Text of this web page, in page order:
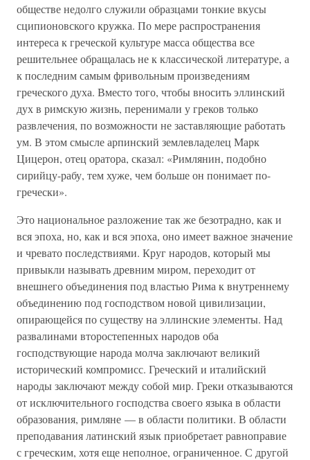
обществе недолго служили образцами тонкие вкусы
сципионовского кружка. По мере распространения
интереса к греческой культуре масса общества все
решительнее обращалась не к классической литературе, а
к последним самым фривольным произведениям
греческого духа. Вместо того, чтобы вносить эллинский
дух в римскую жизнь, перенимали у греков только
развлечения, по возможности не заставляющие работать
ум. В этом смысле арпинский землевладелец Марк
Цицерон, отец оратора, сказал: «Римлянин, подобно
сирийцу-рабу, тем хуже, чем больше он понимает по-
гречески».
Это национальное разложение так же безотрадно, как и
вся эпоха, но, как и вся эпоха, оно имеет важное значение
и чревато последствиями. Круг народов, который мы
привыкли называть древним миром, переходит от
внешнего объединения под властью Рима к внутреннему
объединению под господством новой цивилизации,
опирающейся по существу на эллинские элементы. Над
развалинами второстепенных народов оба
господствующие народа молча заключают великий
исторический компромисс. Греческий и италийский
народы заключают между собой мир. Греки отказываются
от исключительного господства своего языка в области
образования, римляне — в области политики. В области
преподавания латинский язык приобретает равноправие
с греческим, хотя еще неполное, ограниченное. С другой